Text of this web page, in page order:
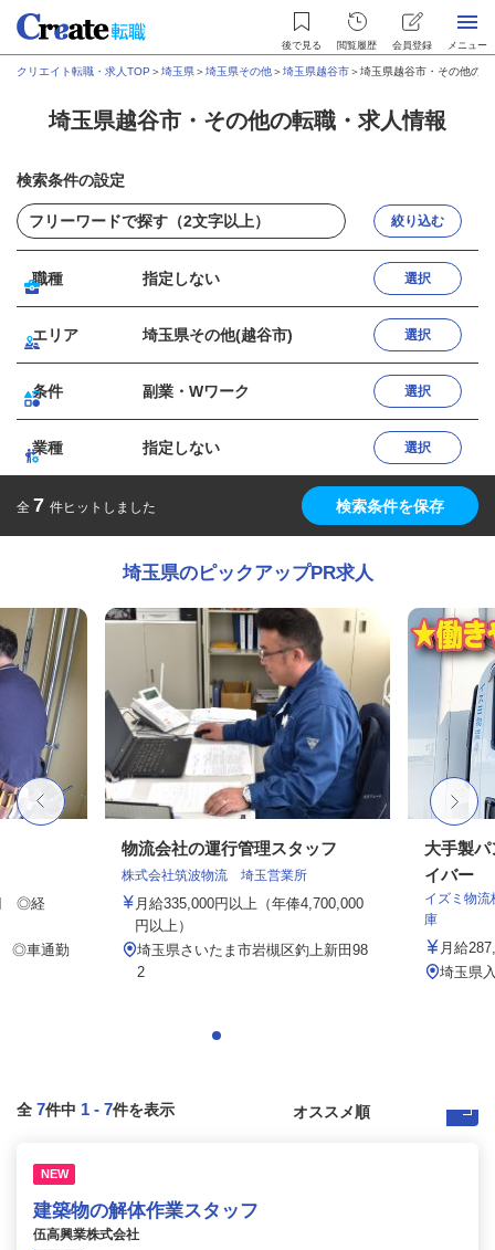
後で見る 閲覧履歴 会員登録 メニュー
クリエイト転職・求人TOP ＞埼玉県＞埼玉県その他＞埼玉県越谷市＞埼玉県越谷市・その他の
埼玉県越谷市・その他の転職・求人情報
検索条件の設定
絞り込む
職種 指定しない 選択
エリア 埼玉県その他(越谷市) 選択
条件 副業・Wワーク 選択
業種 指定しない 選択
全 7 件ヒットしました 検索条件を保存
埼玉県のピックアップPR求人
◎経
◎車通勤
物流会社の運行管理スタッフ
株式会社筑波物流 埼玉営業所
月給335,000円以上（年俸4,700,000
円以上）
埼玉県さいたま市岩槻区釣上新田98
2
大手製
イバー
イズミ物
庫
月給
埼玉県
全 7件中 1 - 7件を表示
NEW
建築物の解体作業スタッフ
伍高興業株式会社